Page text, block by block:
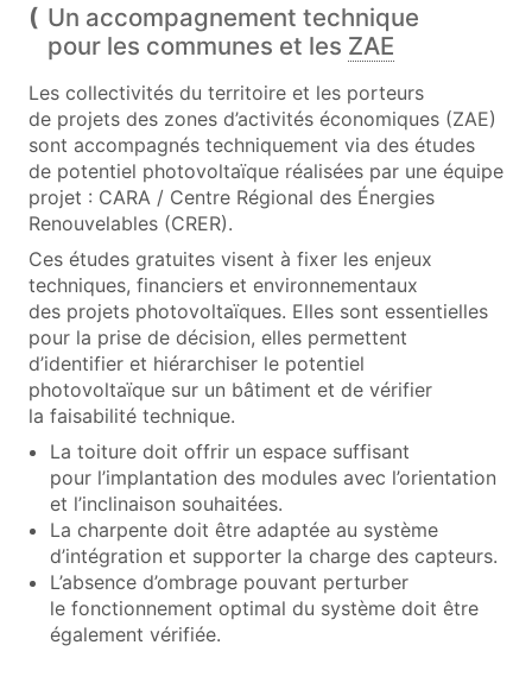
Un accompagnement technique
pour les communes et les ZAE
Les collectivités du territoire et les porteurs
de projets des zones d’activités économiques (ZAE)
sont accompagnés techniquement via des études
de potentiel photovoltaïque réalisées par une équipe
projet : CARA / Centre Régional des Énergies
Renouvelables (CRER).
Ces études gratuites visent à fixer les enjeux
techniques, financiers et environnementaux
des projets photovoltaïques. Elles sont essentielles
pour la prise de décision, elles permettent
d’identifier et hiérarchiser le potentiel
photovoltaïque sur un bâtiment et de vérifier
la faisabilité technique.
La toiture doit offrir un espace suffisant
pour l’implantation des modules avec l’orientation
et l’inclinaison souhaitées.
La charpente doit être adaptée au système
d’intégration et supporter la charge des capteurs.
L’absence d’ombrage pouvant perturber
le fonctionnement optimal du système doit être
également vérifiée.